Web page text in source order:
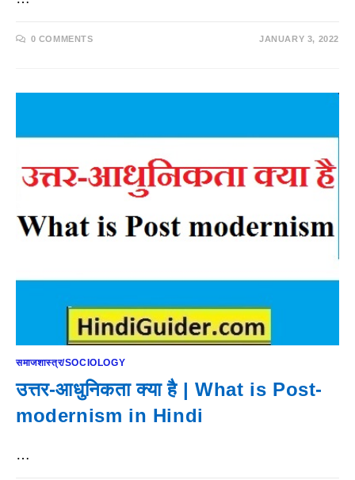
0 COMMENTS JANUARY 3, 2022
समाजशास्त्र/SOCIOLOGY
उत्तर-आधुनिकता क्या है | What is Post-
modernism in Hindi
…